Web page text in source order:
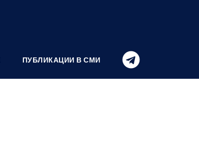
ПУБЛИКАЦИИ В СМИ